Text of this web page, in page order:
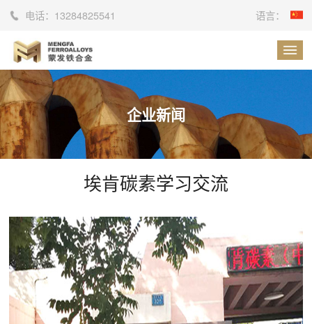
电话： 13284825541 语言：
企业新闻
埃肯碳素学习交流